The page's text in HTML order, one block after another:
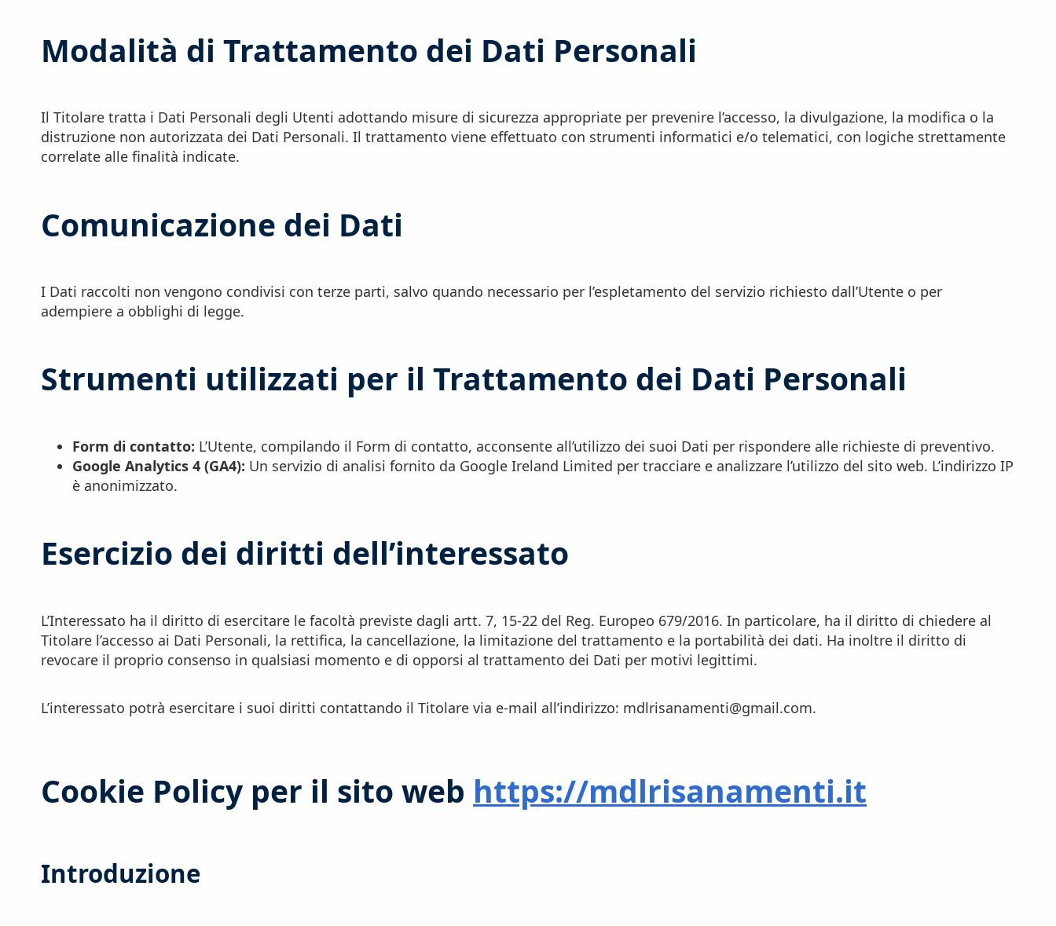
Modalità di Trattamento dei Dati Personali
Il Titolare tratta i Dati Personali degli Utenti adottando misure di sicurezza appropriate per prevenire l’accesso, la divulgazione, la modifica o la
distruzione non autorizzata dei Dati Personali. Il trattamento viene effettuato con strumenti informatici e/o telematici, con logiche strettamente
correlate alle finalità indicate.
Comunicazione dei Dati
I Dati raccolti non vengono condivisi con terze parti, salvo quando necessario per l’espletamento del servizio richiesto dall’Utente o per
adempiere a obblighi di legge.
Strumenti utilizzati per il Trattamento dei Dati Personali
Form di contatto: L’Utente, compilando il Form di contatto, acconsente all’utilizzo dei suoi Dati per rispondere alle richieste di preventivo.
Google Analytics 4 (GA4): Un servizio di analisi fornito da Google Ireland Limited per tracciare e analizzare l’utilizzo del sito web. L’indirizzo IP
è anonimizzato.
Esercizio dei diritti dell’interessato
L’Interessato ha il diritto di esercitare le facoltà previste dagli artt. 7, 15-22 del Reg. Europeo 679/2016. In particolare, ha il diritto di chiedere al
Titolare l’accesso ai Dati Personali, la rettifica, la cancellazione, la limitazione del trattamento e la portabilità dei dati. Ha inoltre il diritto di
revocare il proprio consenso in qualsiasi momento e di opporsi al trattamento dei Dati per motivi legittimi.
L’interessato potrà esercitare i suoi diritti contattando il Titolare via e-mail all’indirizzo: mdlrisanamenti@gmail.com.
Cookie Policy per il sito web https://mdlrisanamenti.it
Introduzione